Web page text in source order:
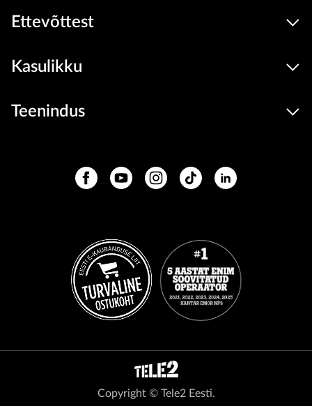
Ettevõttest
Kasulikku
Teenindus
Copyright © Tele2 Eesti.